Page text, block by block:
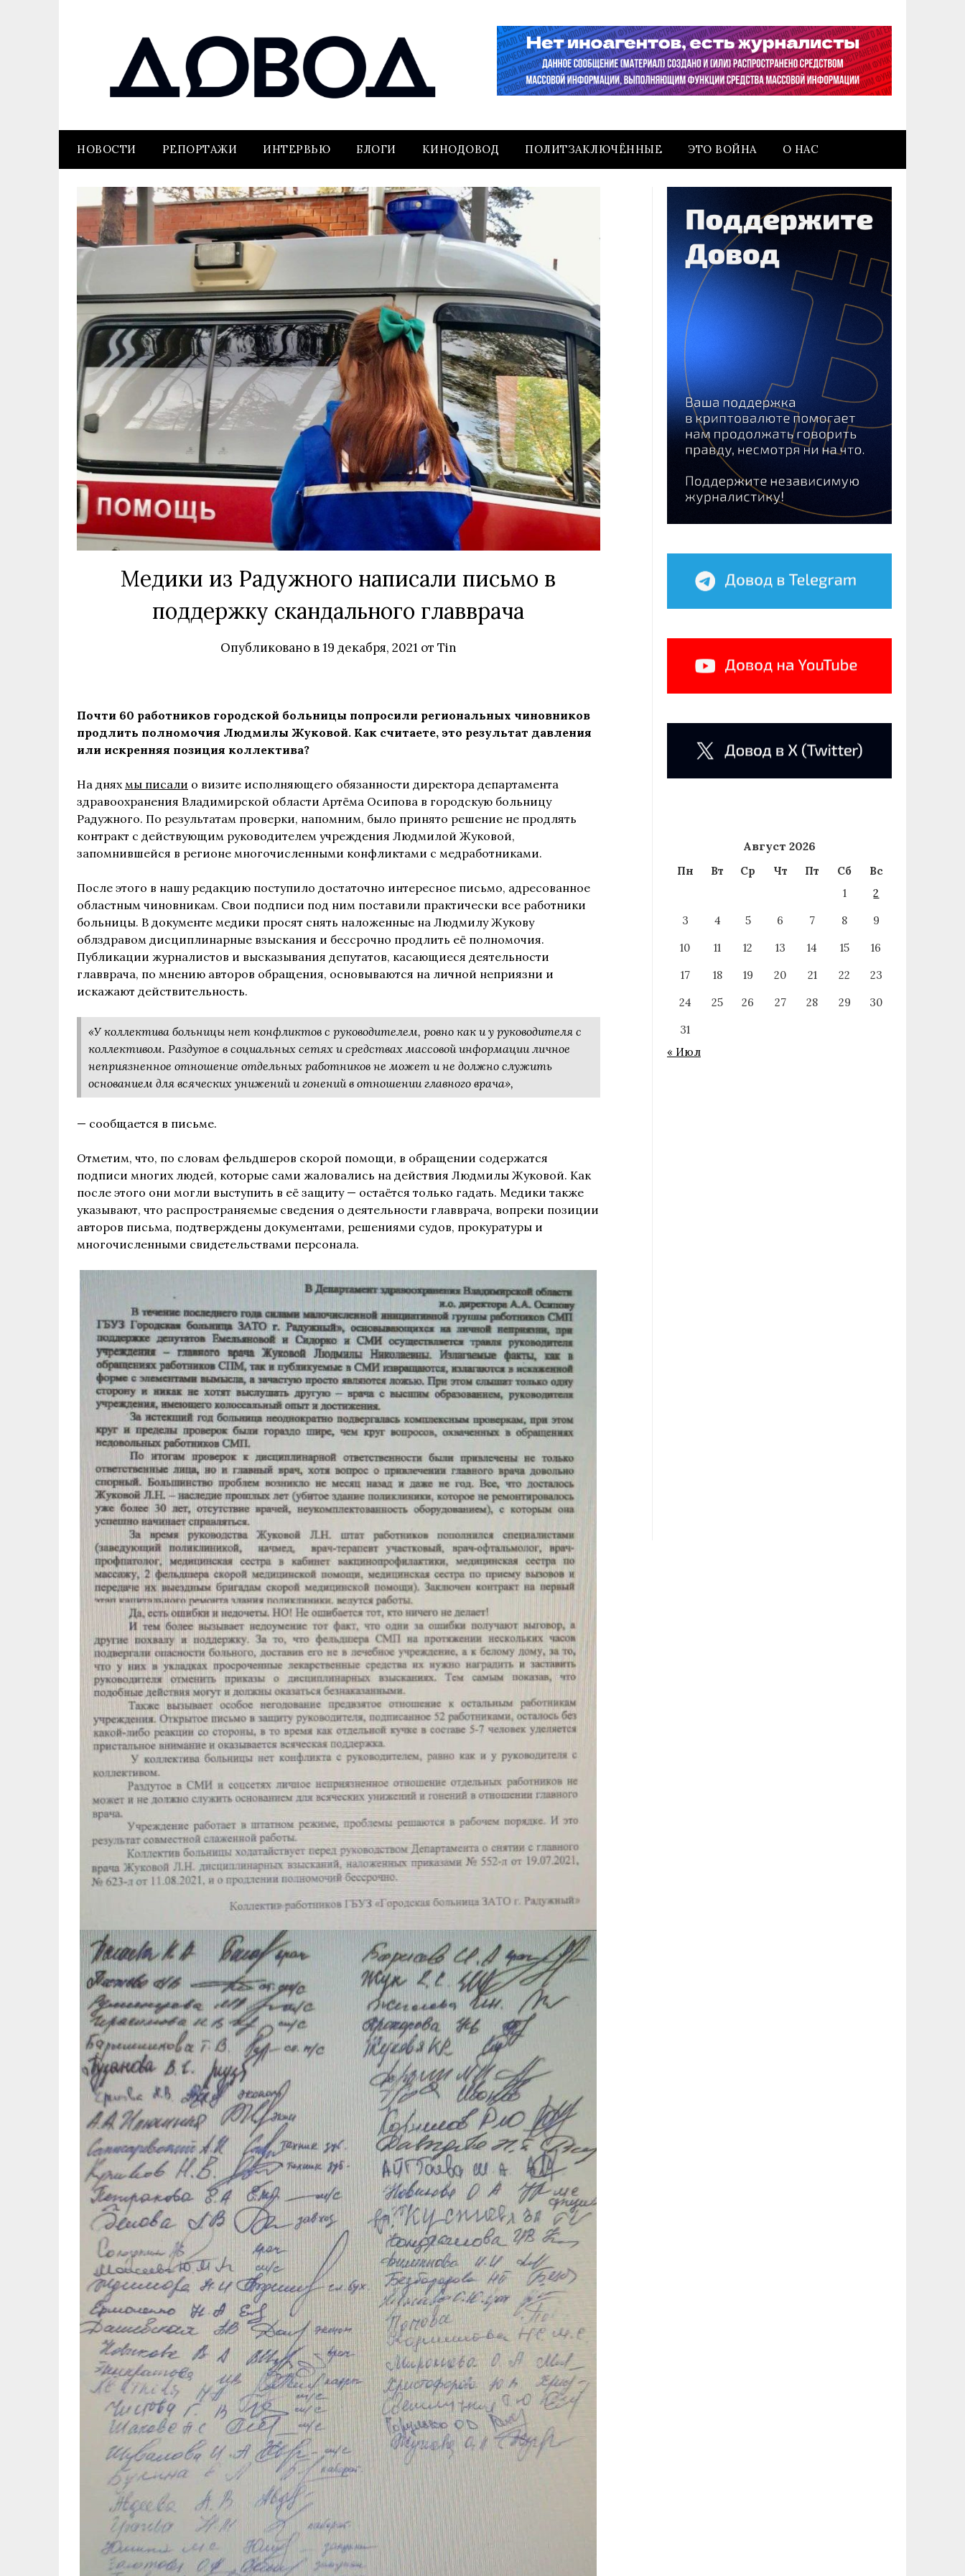
НОВОСТИ РЕПОРТАЖИ ИНТЕРВЬЮ БЛОГИ КИНОДОВОД ПОЛИТЗАКЛЮЧЁННЫЕ ЭТО ВОЙНА О НАС
Медики из Радужного написали письмо в
поддержку скандального главврача
Опубликовано в19 декабря, 2021от Tin
Почти 60 работников городской больницы попросили региональных чиновников
продлить полномочия Людмилы Жуковой. Как считаете, это результат давления
или искренняя позиция коллектива?
На дняхмы писали о визите исполняющего обязанности директора департамента
здравоохранения Владимирской области Артёма Осипова в городскую больницу
Радужного. По результатам проверки, напомним, было принято решение не продлять
контракт с действующим руководителем учреждения Людмилой Жуковой,
запомнившейся в регионе многочисленными конфликтами с медработниками.
После этого в нашу редакцию поступило достаточно интересное письмо, адресованное
областным чиновникам. Свои подписи под ним поставили практически все работники
больницы. В документе медики просят снять наложенные на Людмилу Жукову
облздравом дисциплинарные взыскания и бессрочно продлить её полномочия.
Публикации журналистов и высказывания депутатов, касающиеся деятельности
главврача, по мнению авторов обращения, основываются на личной неприязни и
искажают действительность.
«У коллектива больницы нет конфликтов с руководителем, ровно как и у руководителя с
коллективом. Раздутое в социальных сетях и средствах массовой информации личное
неприязненное отношение отдельных работников не может и не должно служить
основанием для всяческих унижений и гонений в отношении главного врача»,
— сообщается в письме.
Отметим, что, по словам фельдшеров скорой помощи, в обращении содержатся
подписи многих людей, которые сами жаловались на действия Людмилы Жуковой. Как
после этого они могли выступить в её защиту — остаётся только гадать. Медики также
указывают, что распространяемые сведения о деятельности главврача, вопреки позиции
авторов письма, подтверждены документами, решениями судов, прокуратуры и
многочисленными свидетельствами персонала.
Август 2026
Пн Вт Ср Чт Пт Сб
Вс
1
2
3
4 5 6 7 8
9
10
11 12 13 14 15
16
17
18 19 20 21 22
23
24
25 26 27 28 29
30
31
« Июл